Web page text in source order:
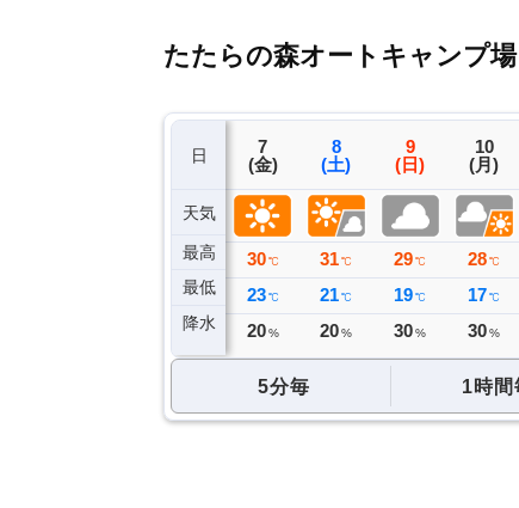
たたらの森オートキャンプ
日
天気
最高
最低
降水
6
(木)
32℃
19℃
ミリ
7
(金)
30 ℃
23 ℃
20 %
8
(土)
31 ℃
21 ℃
20 %
9
(日)
29 ℃
19 ℃
30 %
10
(月)
28 ℃
17 ℃
30 %
5分毎 1時間